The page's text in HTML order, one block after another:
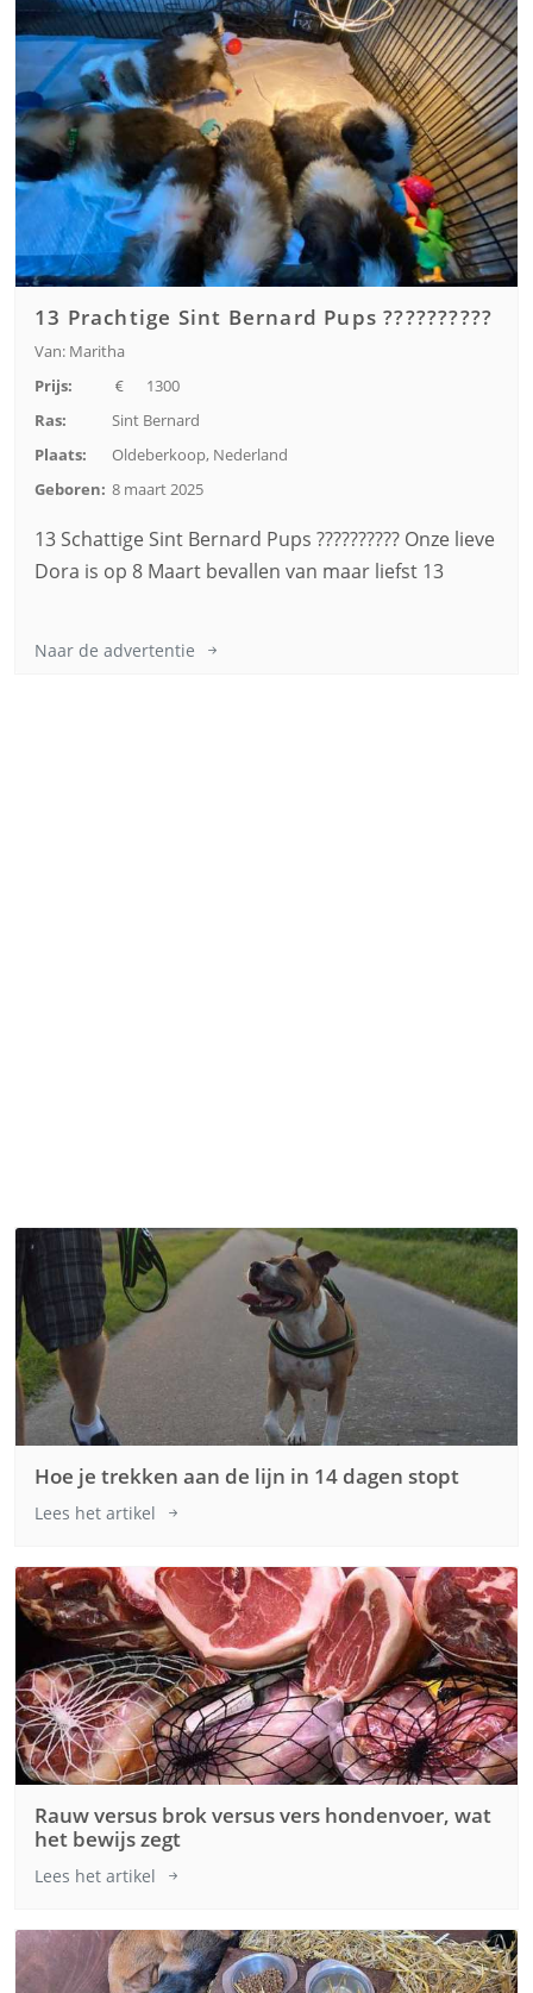
13 Prachtige Sint Bernard Pups ??????????
Van: Maritha
Prijs:
1300
Ras:
Sint Bernard
Plaats:
Oldeberkoop, Nederland
Geboren: 8 maart 2025
13 Schattige Sint Bernard Pups ?????????? Onze lieve
Dora is op 8 Maart bevallen van maar liefst 13
Naar de advertentie
Hoe je trekken aan de lijn in 14 dagen stopt
Lees het artikel
Rauw versus brok versus vers hondenvoer, wat
het bewijs zegt
Lees het artikel